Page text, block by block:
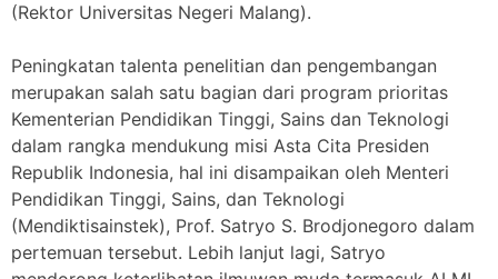
(Rektor Universitas Negeri Malang).
Peningkatan talenta penelitian dan pengembangan
merupakan salah satu bagian dari program prioritas
Kementerian Pendidikan Tinggi, Sains dan Teknologi
dalam rangka mendukung misi Asta Cita Presiden
Republik Indonesia, hal ini disampaikan oleh Menteri
Pendidikan Tinggi, Sains, dan Teknologi
(Mendiktisainstek), Prof. Satryo S. Brodjonegoro dalam
pertemuan tersebut. Lebih lanjut lagi, Satryo